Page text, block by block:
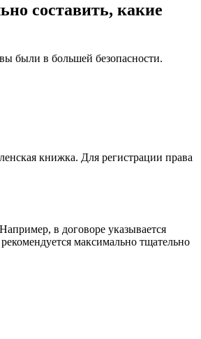
составить, какие
были в большей безопасности.
книжка. Для регистрации права
в договоре указывается
максимально тщательно